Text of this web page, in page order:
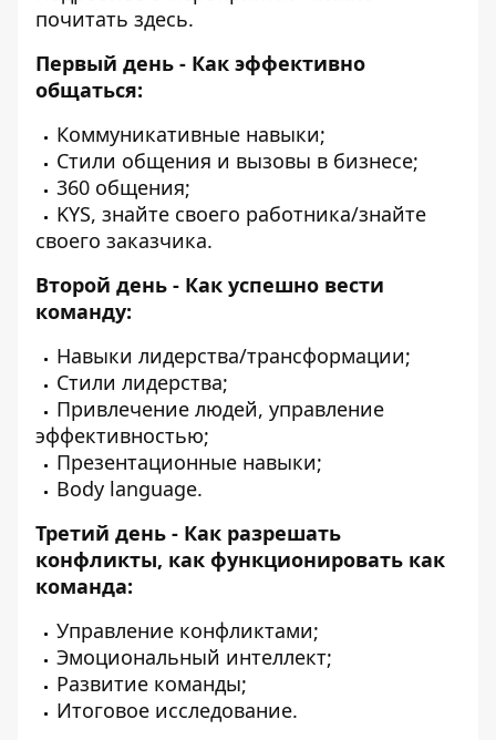
почитать здесь.
Первый день - Как эффективно
общаться:
Коммуникативные навыки;
Стили общения и вызовы в бизнесе;
360 общения;
KYS, знайте своего работника/знайте
своего заказчика.
Второй день - Как успешно вести
команду:
Навыки лидерства/трансформации;
Стили лидерства;
Привлечение людей, управление
эффективностью;
Презентационные навыки;
Body language.
Третий день - Как разрешать
конфликты, как функционировать как
команда:
Управление конфликтами;
Эмоциональный интеллект;
Развитие команды;
Итоговое исследование.